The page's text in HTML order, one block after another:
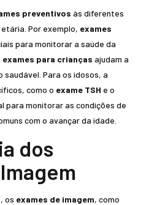
preventivos às diferentes
Por exemplo, exames
para monitorar a saúde da
exames para crianças ajudam a
Para os idosos, a
como o exame TSH e o
para monitorar as condições de
com o avançar da idade.
dos
os exames de imagem, como